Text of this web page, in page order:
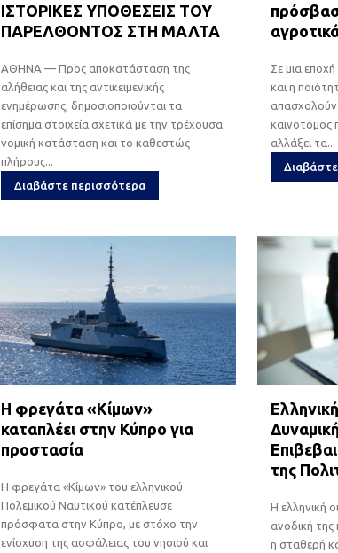
ΙΣΤΟΡΙΚΕΣ ΥΠΟΘΕΣΕΙΣ ΤΟΥ
ΠΑΡΕΛΘΟΝΤΟΣ ΣΤΗ ΜΑΛΤΑ
ΑΘΗΝΑ — Προς αποκατάσταση της
αλήθειας και της αντικειμενικής
ενημέρωσης, δημοσιοποιούνται τα
επίσημα στοιχεία σχετικά με την τρέχουσα
νομική κατάσταση και το καθεστώς
πλήρους...
Διαβάστε περισσότερα
Σε μια
και η
απασχολούν
καινοτόμος
αλλάξει τα...
Η φρεγάτα «Κίμων»
καταπλέει στην Κύπρο για
προστασία
Η φρεγάτα «Κίμων» του ελληνικού
Πολεμικού Ναυτικού κατέπλευσε
πρόσφατα στην Κύπρο, με στόχο την
ενίσχυση της ασφάλειας του νησιού και
της
Η ελληνική
ανοδική της
η σταθερή